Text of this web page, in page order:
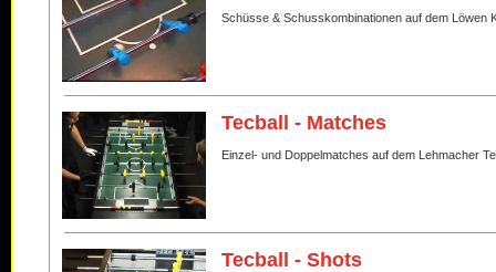
Schüsse & Schusskombinationen auf dem Löwen
Tecball - Matches
Einzel- und Doppelmatches auf dem Lehmacher
Tecball - Shots